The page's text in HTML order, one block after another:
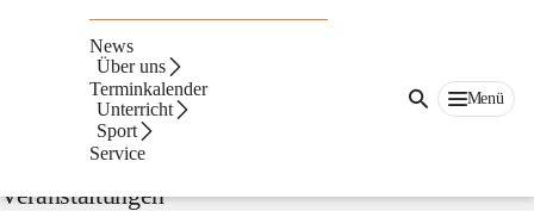
News
Über uns
Terminkalender
Unterricht
Sport
Service
Menü
Aktuelles
Veranstaltungen